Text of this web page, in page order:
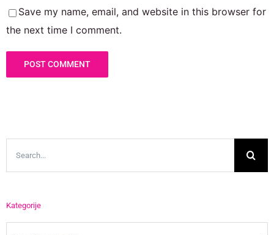
Save my name, email, and website in this browser for
the next time I comment.
Kategorije